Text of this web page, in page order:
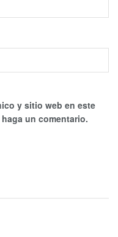
y sitio web en este
un comentario.